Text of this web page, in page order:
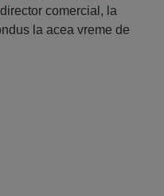
comercial, la
la acea vreme de